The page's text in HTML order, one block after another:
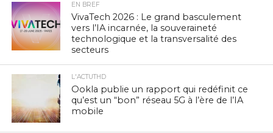
EN BREF
VivaTech 2026 : Le grand basculement
vers l’IA incarnée, la souveraineté
technologique et la transversalité des
secteurs
L'ACTUTHD
Ookla publie un rapport qui redéfinit ce
qu’est un “bon” réseau 5G à l’ère de l’IA
mobile